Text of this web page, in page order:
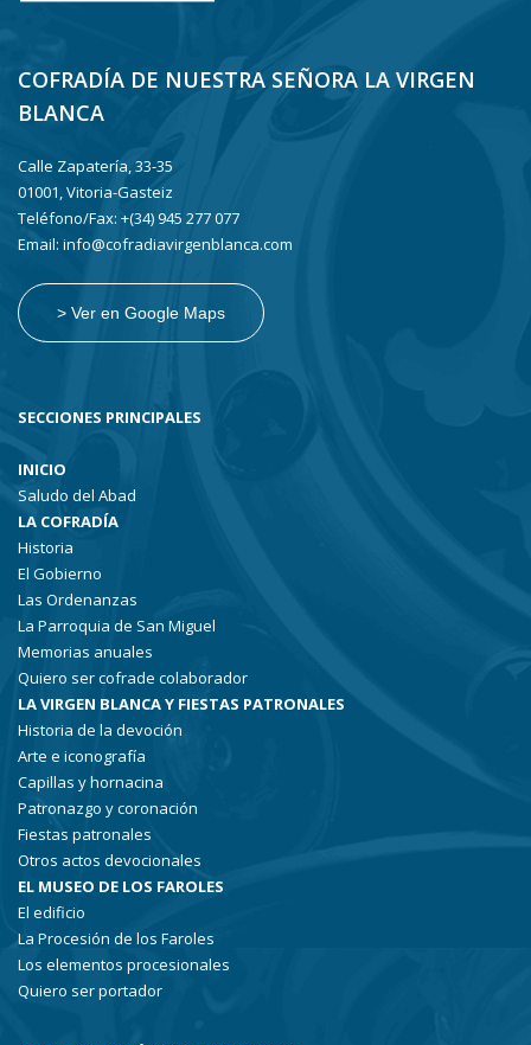
COFRADÍA DE NUESTRA SEÑORA LA VIRGEN
BLANCA
Calle Zapatería, 33-35
01001, Vitoria-Gasteiz
Teléfono/Fax: +(34) 945 277 077
Email: info@cofradiavirgenblanca.com
> Ver en Google Maps
SECCIONES PRINCIPALES
INICIO
Saludo del Abad
LA COFRADÍA
Historia
El Gobierno
Las Ordenanzas
La Parroquia de San Miguel
Memorias anuales
Quiero ser cofrade colaborador
LA VIRGEN BLANCA Y FIESTAS PATRONALES
Historia de la devoción
Arte e iconografía
Capillas y hornacina
Patronazgo y coronación
Fiestas patronales
Otros actos devocionales
EL MUSEO DE LOS FAROLES
El edificio
La Procesión de los Faroles
Los elementos procesionales
Quiero ser portador